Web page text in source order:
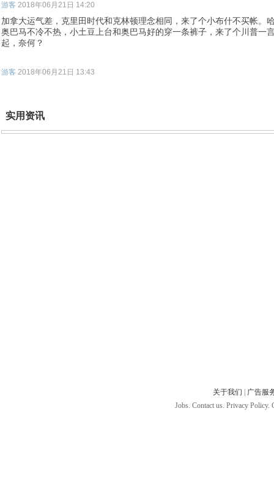
游客 2018年06月21日 14:20
加拿大运气差，克里田时代和克林顿理念相同，来了个小布什不买帐。
奥巴马不冷不热，小土豆上台和奥巴马好的穿一条裤子，来了个川普一
起，奈何？
游客 2018年06月21日 13:43
实用资讯
关于我们
广告服
Jobs. Contact us. Privacy